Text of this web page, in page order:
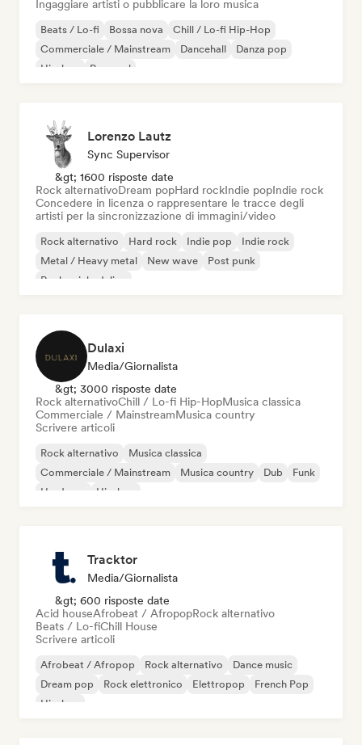
Ingaggiare artisti o pubblicare la loro musica
Beats / Lo-fi Bossa nova
Chill / Lo-fi Hip-Hop
Commerciale / Mainstream
Dancehall
Danza pop
Hip-hop
Pop soul
Lorenzo Lautz
Sync Supervisor
&gt; 1600 risposte date
Rock alternativoDream popHard rockIndie popIndie rock
Concedere in licenza o rappresentare le tracce degli
artisti per la sincronizzazione di immagini/video
Rock alternativo Hard rock Indie pop
Indie rock
Metal / Heavy metal
New wave
Post punk
Rock psichedelico
Dulaxi
Media/Giornalista
&gt; 3000 risposte date
Rock alternativoChill / Lo-fi Hip-HopMusica classica
Commerciale / MainstreamMusica country
Scrivere articoli
Rock alternativo
Musica classica
Commerciale / Mainstream
Musica country Dub
Funk
Hardcore
Hip-hop
Tracktor
Media/Giornalista
&gt; 600 risposte date
Acid houseAfrobeat / AfropopRock alternativo
Beats / Lo-fiChill House
Scrivere articoli
Afrobeat / Afropop Rock alternativo
Dance music
Dream pop
Rock elettronico Elettropop
French Pop
Hip-hop